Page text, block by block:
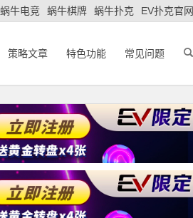
蜗牛电竞 蜗牛棋牌 蜗牛扑克 EV扑克官网
策略文章 特色功能 常见问题